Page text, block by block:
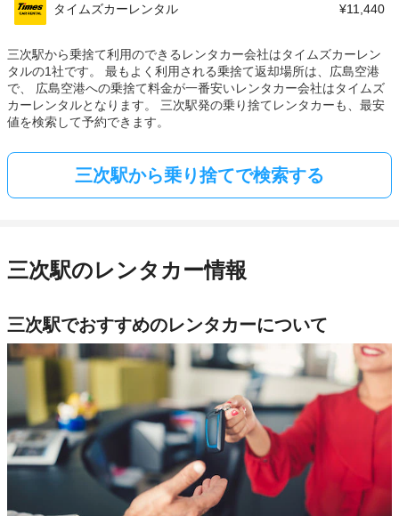
タイムズカーレンタル ¥11,440
三次駅から乗捨て利用のできるレンタカー会社はタイムズカーレン
タルの1社です。 最もよく利用される乗捨て返却場所は、広島空港
で、 広島空港への乗捨て料金が一番安いレンタカー会社はタイムズ
カーレンタルとなります。 三次駅発の乗り捨てレンタカーも、最安
値を検索して予約できます。
三次駅から乗り捨てで検索する
三次駅のレンタカー情報
三次駅でおすすめのレンタカーについて